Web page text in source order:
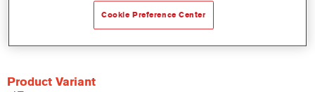
Product Variant
Cookie Preference Center